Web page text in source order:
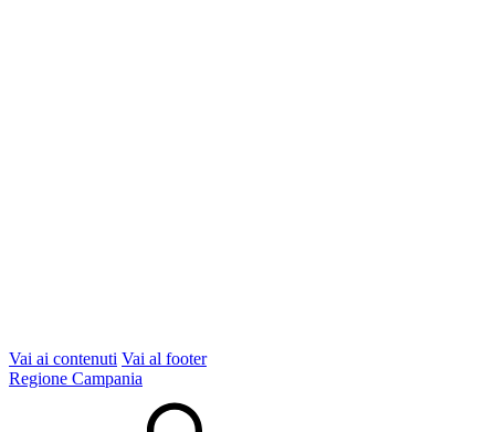
Vai ai contenuti Vai al footer
Regione Campania